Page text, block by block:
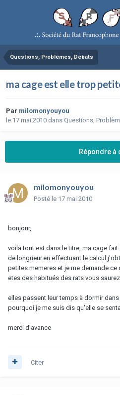
Questions, Problèmes, Débats
ma cage est elle trop
Par milomonyouyou
le 17 mai 2010 dans Questions,
Répondre à
milomonyouyou
Posté le 17 mai 2010
bonjour,
voila tout est dans le titre, ma cage fait
de longueur.en effectuant le calcul
petites memeres et je me demande
etes des habitués des rats vous
elles passent leur temps à dormir
pourquoi je me suis dis qu'elle se
merci d'avance
Citer